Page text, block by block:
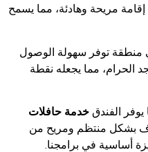
وهادئة، مما يسمح
سهولة الوصول
يجعله نقطة
خدمة حافلات
ومريح من
برامجنا.